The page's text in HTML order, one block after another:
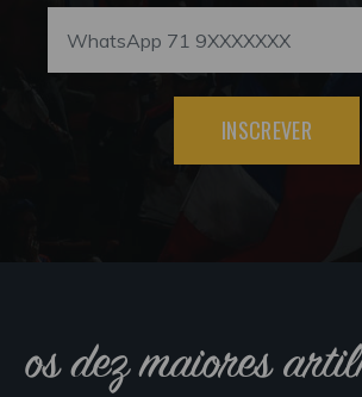
INSCREVER
os dez maiores